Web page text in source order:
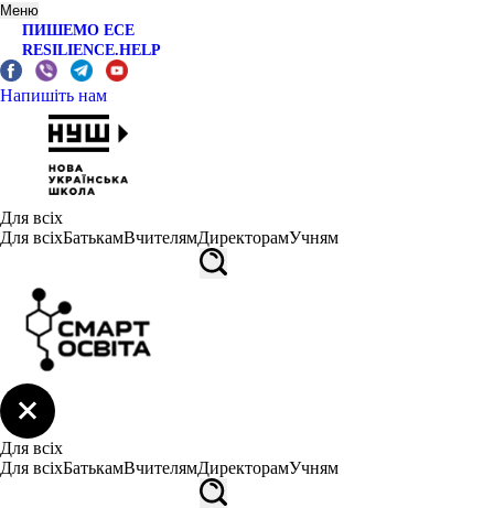
Меню
ПИШЕМО ЕСЕ
RESILIENCE.HELP
Напишіть нам
Для всіх
Для всіхБатькамВчителямДиректорамУчням
Для всіх
Для всіхБатькамВчителямДиректорамУчням